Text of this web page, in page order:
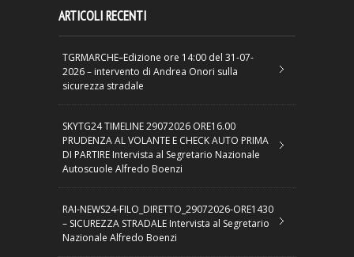
ARTICOLI RECENTI
TGRMARCHE–Edizione ore 14:00 del 31-07-
2026 – intervento di Andrea Onori sulla
sicurezza stradale
SKYTG24 TIMELINE 29072026 ORE16.00
PRUDENZA AL VOLANTE E CHECK AUTO PRIMA
DI PARTIRE Intervista al Segretario Nazionale
Autoscuole Alfredo Boenzi
RAI-NEWS24-FILO_DIRETTO_29072026-ORE1430
– SICUREZZA STRADALE Intervista al Segretario
Nazionale Alfredo Boenzi